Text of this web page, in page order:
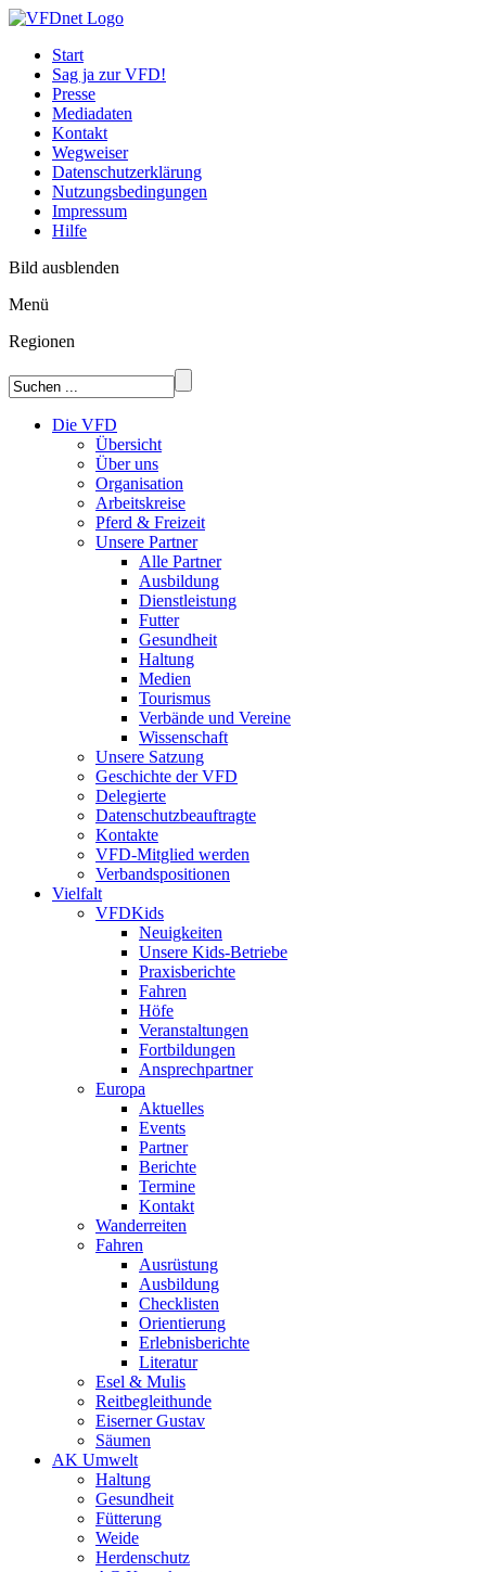
Start
Sag ja zur VFD!
Presse
Mediadaten
Kontakt
Wegweiser
Datenschutzerklärung
Nutzungsbedingungen
Impressum
Hilfe
Bild ausblenden
Menü
Regionen
Die VFD
Übersicht
Über uns
Organisation
Arbeitskreise
Pferd & Freizeit
Unsere Partner
Alle Partner
Ausbildung
Dienstleistung
Futter
Gesundheit
Haltung
Medien
Tourismus
Verbände und Vereine
Wissenschaft
Unsere Satzung
Geschichte der VFD
Delegierte
Datenschutzbeauftragte
Kontakte
VFD-Mitglied werden
Verbandspositionen
Vielfalt
VFDKids
Neuigkeiten
Unsere Kids-Betriebe
Praxisberichte
Fahren
Höfe
Veranstaltungen
Fortbildungen
Ansprechpartner
Europa
Aktuelles
Events
Partner
Berichte
Termine
Kontakt
Wanderreiten
Fahren
Ausrüstung
Ausbildung
Checklisten
Orientierung
Erlebnisberichte
Literatur
Esel & Mulis
Reitbegleithunde
Eiserner Gustav
Säumen
AK Umwelt
Haltung
Gesundheit
Fütterung
Weide
Herdenschutz